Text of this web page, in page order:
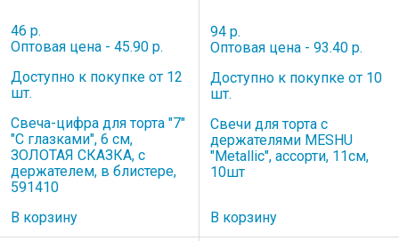
46 р.
Оптовая цена - 45.90 р.
Доступно к покупке от 12
шт.
Свеча-цифра для торта "7"
"С глазками", 6 см,
ЗОЛОТАЯ СКАЗКА, с
держателем, в блистере,
591410
В корзину
94 р.
Оптовая цена - 93.40 р.
Доступно к покупке от 10
шт.
Свечи для торта с
держателями MESHU
"Metallic", ассорти, 11см,
10шт
В корзину